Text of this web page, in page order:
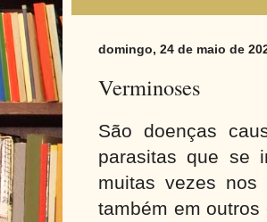
domingo, 24 de maio de
Verminoses
São doenças
parasitas que se
muitas vezes nos
também em